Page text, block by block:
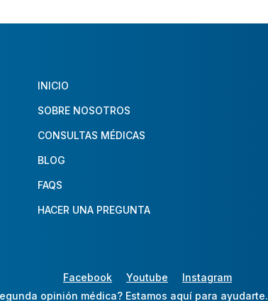
INICIO
SOBRE NOSOTROS
CONSULTAS MÉDICAS
BLOG
FAQS
HACER UNA PREGUNTA
Facebook Youtube
Instagram
opinión médica? Estamos aquí para ayudarte.